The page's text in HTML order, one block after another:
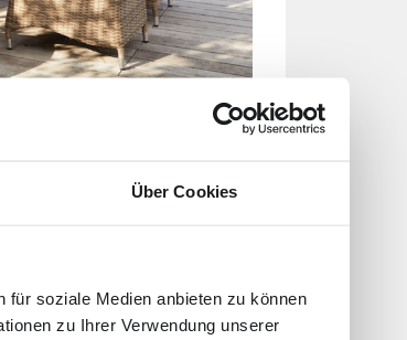
Über Cookies
für soziale Medien anbieten zu können
zu Ihrer Verwendung unserer
Charme. Sie umgehen
für Ihren Balkon oder aber
Ihren Outdoor-Bereich ganz
Stunden in der Natur.